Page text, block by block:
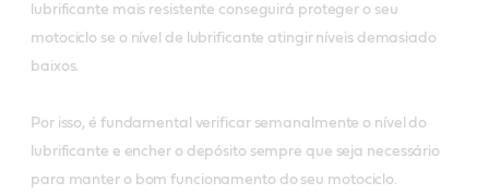
lubrificante mais resistente conseguirá proteger o seu
motociclo se o nível de lubrificante atingir níveis demasiado
baixos.
Por isso, é fundamental verificar semanalmente o nível do
lubrificante e encher o depósito sempre que seja necessário
para manter o bom funcionamento do seu motociclo.